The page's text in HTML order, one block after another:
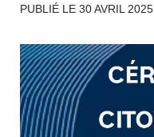
PUBLIÉ LE 30 AVRIL 2025